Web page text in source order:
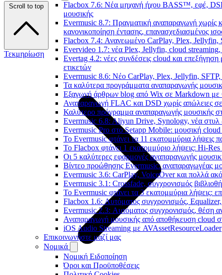
Flacbox 7.6: Νέα μηχανή ήχου BASS™, εφέ, DSP
μουσικής
Evermusic 8.7: Πραγματική αναπαραγωγή χωρίς
κανονικοποίηση έντασης, επανασχεδιασμένος
Flacbox 7.4: Ανανεωμένο CarPlay, Plex, Jellyfin,
Evervideo 1.7: νέα Plex, Jellyfin, cloud streaming,
Evertag 4.2: νέες συνδέσεις cloud και
ετικετών
Evermusic 8.6: Νέο CarPlay, Plex, Jellyfin, SFTP,
Τα καλύτερα προγράμματα αναπαραγωγής
Εξαγωγή άρθρων blog από Wix σε Markdown
Αναπαραγωγή FLAC και DSD χωρίς απώλειες
Καλύτερο πρόγραμμα αναπαραγωγής μουσικής
Evermusic 6.8: Aliyun Drive, Synology, νέα στυλ
Evermusic Pro στο Setapp Mobile: μουσική cloud
Το Evermusic φτάνει τα 11 εκατομμύρια λήψεις
Το Flacbox φτάνει 1 εκατομμύριο λήψεις: Hi-Res
Οι 5 καλύτερες εφαρμογές αναπαραγωγής
Βίντεο προώθησης Evermusic: αναπαραγωγέας
Evermusic 3.6: CarPlay, VoiceOver και πολλά
Evermusic 3.1: Crossfade, συγχρονισμός
Το Evermusic φτάνει τα 3 εκατομμύρια λήψεις:
Flacbox 1.6: Αυτόματος συγχρονισμός,
Evermusic 2.3: Αυτόματος συγχρονισμός, θέση
Αναπαραγωγή μουσικής από αποθήκευση cloud
iOS Audio Streaming με AVAssetResourceLoader
Επικοινωνήστε μαζί μας
Νομικά
Νομική Ειδοποίηση
Όροι και Προϋποθέσεις
Scroll to top
Τεκμηρίωση